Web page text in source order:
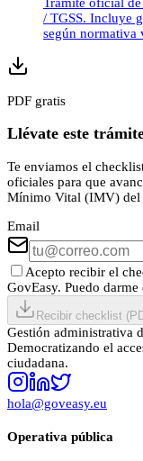
/ TGSS. Incluye
según normativa
PDF gratis
Llévate este
Te enviamos el
oficiales para que
Mínimo Vital (IMV) del
Email
Acepto recibir el
GovEasy. Puedo
Recibir checklist
Gestión administrativa
Democratizando el
ciudadana.
hola@goveasy.eu
Operativa pública